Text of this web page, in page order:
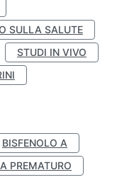
SULLA SALUTE
STUDI IN VIVO
BISFENOLO A
PREMATURO